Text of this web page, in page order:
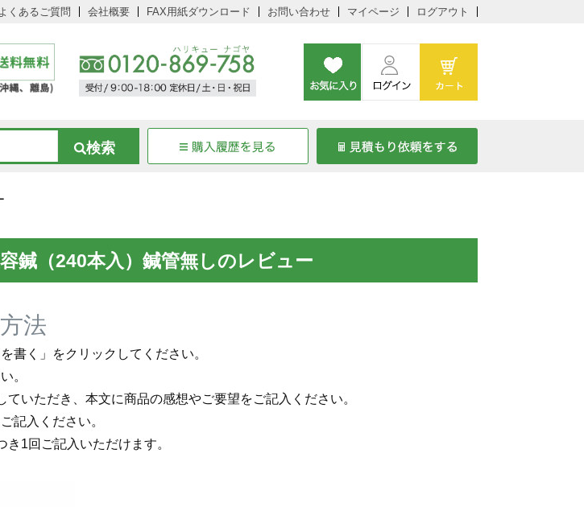
くあるご質問 会社概要 FAX用紙ダウンロード お問い合わせ マイページ ログアウト
鍼（240本入）鍼管無しのレビュー
法
書く」をクリックしてください。
。
ていただき、本文に商品の感想やご要望をご記入ください。
記入ください。
1回ご記入いただけます。